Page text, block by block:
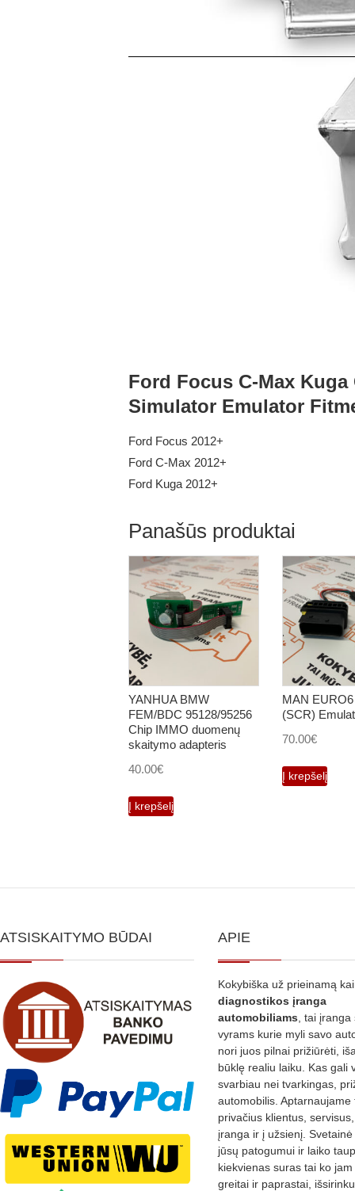
Ford Focus C-Max
Simulator Emulator
Ford Focus 2012+
Ford C-Max 2012+
Ford Kuga 2012+
Panašūs produktai
YANHUA BMW
FEM/BDC 95128/95256
Chip IMMO duomenų
skaitymo adapteris
40.00€
Į krepšelį
MAN EURO6
(SCR)
70.00€
Į krepšelį
ATSISKAITYMO BŪDAI APIE
Kokybiška už prieinamą
diagnostikos įranga
automobiliams , tai
vyrams kurie myli savo
nori juos pilnai prižiūrėti,
būklę realiu laiku. Kas gali
svarbiau nei tvarkingas,
automobilis. Aptarnaujame
privačius klientus,
įranga ir į užsienį.
jūsų patogumui ir laiko
kiekvienas suras tai ko
greitai ir paprastai,